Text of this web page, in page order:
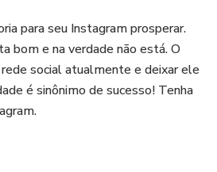
para seu Instagram prosperar.
bom e na verdade não está. O
social atualmente e deixar ele
é sinônimo de sucesso! Tenha